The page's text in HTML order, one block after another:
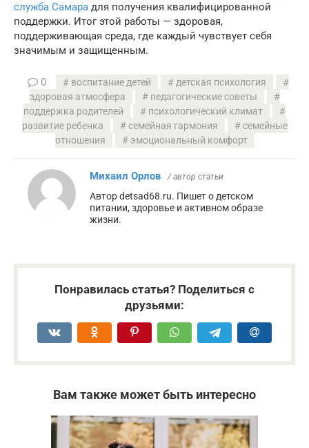
служба Самара для получения квалифицированной
поддержки. Итог этой работы — здоровая,
поддерживающая среда, где каждый чувствует себя
значимым и защищенным.
0 воспитание детей
детская психология
здоровая атмосфера
педагогические советы
поддержка родителей
психологический климат
развитие ребенка
семейная гармония
семейные
отношения
эмоциональный комфорт
Михаил Орлов / автор статьи
Автор detsad68.ru. Пишет о детском
питании, здоровье и активном образе
жизни.
Понравилась статья? Поделиться с
друзьями:
Вам также может быть интересно